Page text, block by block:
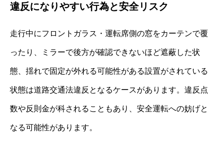
違反になりやすい行為と安全リスク
走行中にフロントガラス・運転席側の窓をカーテンで覆
ったり、ミラーで後方が確認できないほど遮蔽した状
態、揺れで固定が外れる可能性がある設置がされている
状態は道路交通法違反となるケースがあります。違反点
数や反則金が科されることもあり、安全運転への妨げと
なる可能性があります。